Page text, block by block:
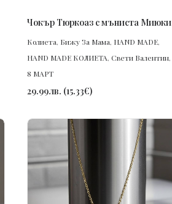
ПОРЪЧАЙ
Чокър Тюркоаз с мъниста Миюки
Колиета, Бижу За Мама, HAND MADE,
HAND MADE КОЛИЕТА, Свети Валентин,
8 МАРТ
29.99лв. (15.33€)